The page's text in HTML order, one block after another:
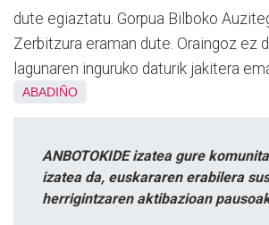
dute egiaztatu. Gorpua Bilboko
Zerbitzura eraman dute. Oraingoz ez
lagunaren inguruko daturik jakitera
ABADIÑO
ANBOTOKIDE izatea gure
izatea da, euskararen erabilera
herrigintzaren aktibazioan